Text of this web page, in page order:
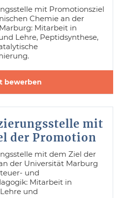
mit Promotionsziel
Chemie an der
Mitarbeit in
Lehre, Peptidsynthese,
bewerben
mit
der Promotion
mit dem Ziel der
der Universität Marburg
und
Mitarbeit in
und